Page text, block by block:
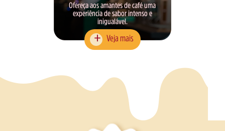
Ofereça aos amantes de café uma
experiência de sabor intenso e
inigualável.
Veja mais